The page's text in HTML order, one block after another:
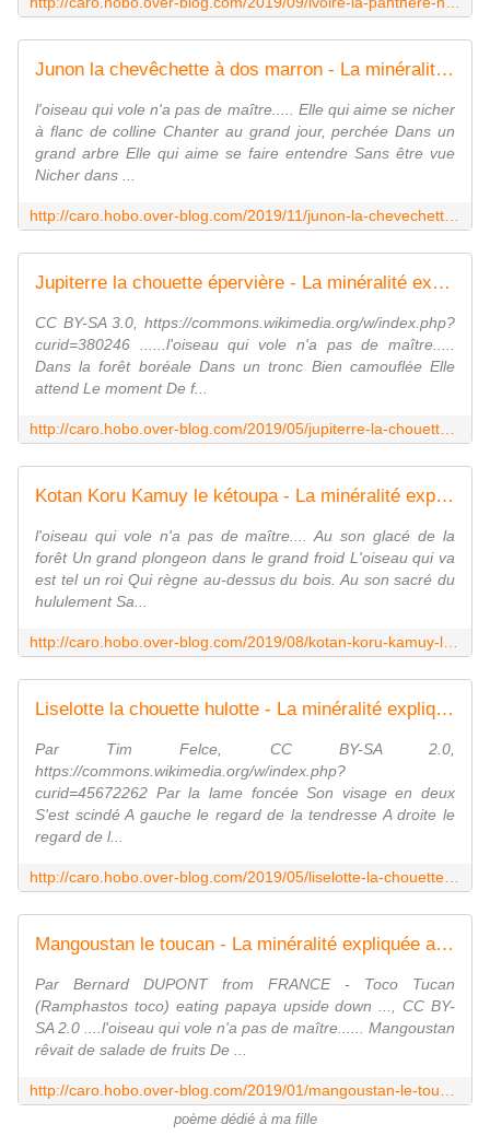
Junon la chevêchette à dos marron - La minéralité expliquée aux cailloux
l'oiseau qui vole n'a pas de maître..... Elle qui aime se nicher
à flanc de colline Chanter au grand jour, perchée Dans un
grand arbre Elle qui aime se faire entendre Sans être vue
Nicher dans ...
Jupiterre la chouette épervière - La minéralité expliquée aux cailloux
CC BY-SA 3.0, https://commons.wikimedia.org/w/index.php?
curid=380246 ......l'oiseau qui vole n'a pas de maître.....
Dans la forêt boréale Dans un tronc Bien camouflée Elle
attend Le moment De f...
Kotan Koru Kamuy le kétoupa - La minéralité expliquée aux cailloux
l'oiseau qui vole n'a pas de maître.... Au son glacé de la
forêt Un grand plongeon dans le grand froid L'oiseau qui va
est tel un roi Qui règne au-dessus du bois. Au son sacré du
hululement Sa...
Liselotte la chouette hulotte - La minéralité expliquée aux cailloux
Par Tim Felce, CC BY-SA 2.0,
https://commons.wikimedia.org/w/index.php?
curid=45672262 Par la lame foncée Son visage en deux
S'est scindé A gauche le regard de la tendresse A droite le
regard de l...
Mangoustan le toucan - La minéralité expliquée aux cailloux
Par Bernard DUPONT from FRANCE - Toco Tucan
(Ramphastos toco) eating papaya upside down ..., CC BY-
SA 2.0 ....l'oiseau qui vole n'a pas de maître...... Mangoustan
rêvait de salade de fruits De ...
poème dédié à ma fille